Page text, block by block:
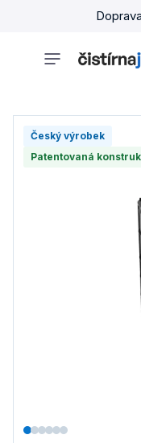
Český výrobek
Patentovaná